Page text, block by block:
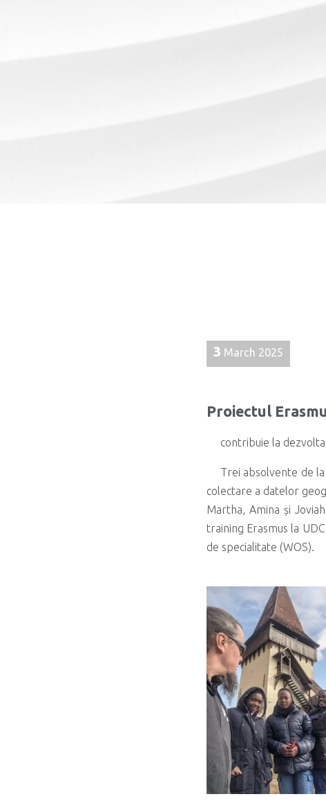
3 March 2025
Proiectul
contribuie la
Trei absolvente de
colectare a datelor
Martha, Amina și
training Erasmus la
de specialitate (WOS).